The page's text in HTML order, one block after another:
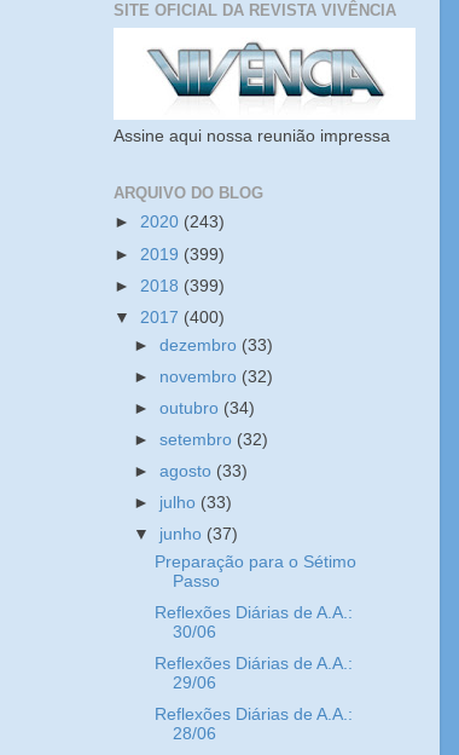
SITE OFICIAL DA REVISTA VIVÊNCIA
Assine aqui nossa reunião impressa
ARQUIVO DO BLOG
► 2020 (243)
► 2019 (399)
► 2018 (399)
▼ 2017 (400)
►dezembro (33)
► novembro (32)
►outubro (34)
►setembro (32)
►agosto (33)
► julho (33)
▼ junho (37)
Preparação para o Sétimo
Passo
Reflexões Diárias de A.A.:
30/06
Reflexões Diárias de A.A.:
29/06
Reflexões Diárias de A.A.:
28/06